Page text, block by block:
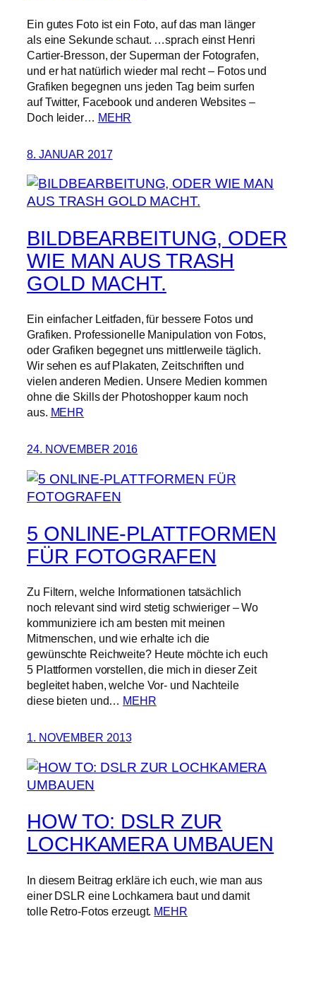
Ein gutes Foto ist ein Foto, auf das man länger
als eine Sekunde schaut. …sprach einst Henri
Cartier-Bresson, der Superman der Fotografen,
und er hat natürlich wieder mal recht – Fotos und
Grafiken begegnen uns jeden Tag beim surfen
auf Twitter, Facebook und anderen Websites –
Doch leider… MEHR
8. JANUAR 2017
BILDBEARBEITUNG, ODER
WIE MAN AUS TRASH
GOLD MACHT.
Ein einfacher Leitfaden, für bessere Fotos und
Grafiken. Professionelle Manipulation von Fotos,
oder Grafiken begegnet uns mittlerweile täglich.
Wir sehen es auf Plakaten, Zeitschriften und
vielen anderen Medien. Unsere Medien kommen
ohne die Skills der Photoshopper kaum noch
aus. MEHR
24. NOVEMBER 2016
5 ONLINE-PLATTFORMEN
FÜR FOTOGRAFEN
Zu Filtern, welche Informationen tatsächlich
noch relevant sind wird stetig schwieriger – Wo
kommuniziere ich am besten mit meinen
Mitmenschen, und wie erhalte ich die
gewünschte Reichweite? Heute möchte ich euch
5 Plattformen vorstellen, die mich in dieser Zeit
begleitet haben, welche Vor- und Nachteile
diese bieten und… MEHR
1. NOVEMBER 2013
HOW TO: DSLR ZUR
LOCHKAMERA UMBAUEN
In diesem Beitrag erkläre ich euch, wie man aus
einer DSLR eine Lochkamera baut und damit
tolle Retro-Fotos erzeugt. MEHR